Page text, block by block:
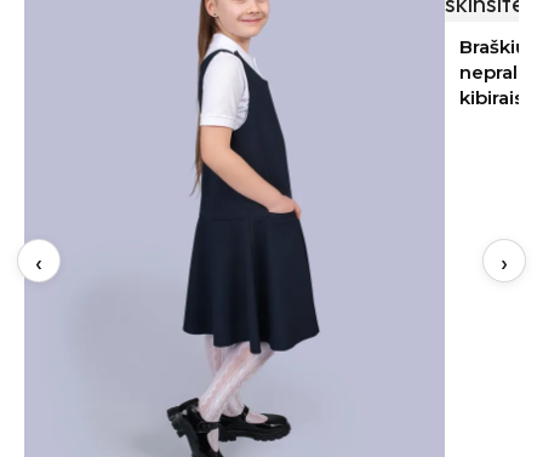
Braškių sodinimas rugpjūtį 2026:
nepraleiskite šių datų – kitąmet skinsite
‹ ›